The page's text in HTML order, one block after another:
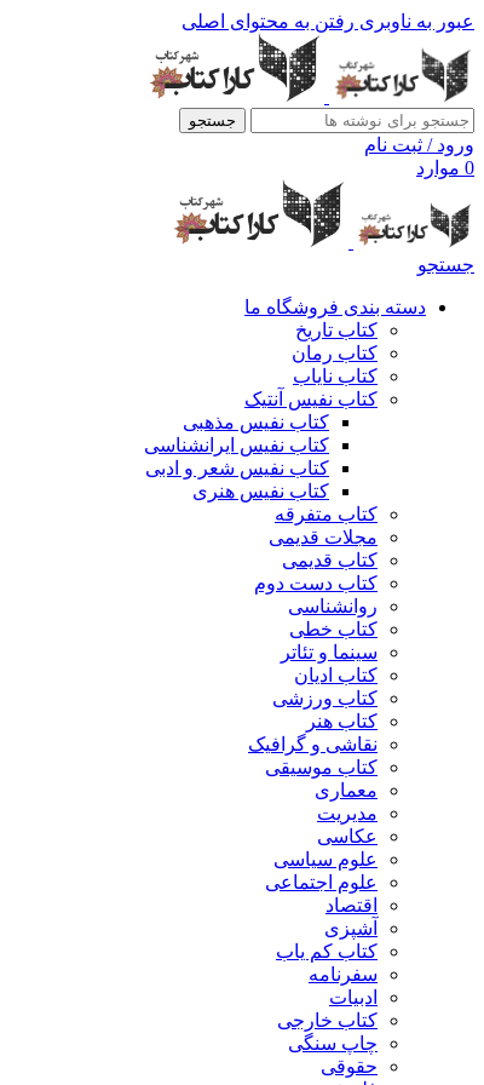
عبور به ناوبری رفتن به محتوای اصلی
جستجو
ورود / ثبت نام
0 موارد
جستجو
دسته بندی فروشگاه ما
کتاب تاریخ
کتاب رمان
کتاب نایاب
کتاب نفیس آنتیک
کتاب نفیس مذهبی
کتاب نفیس ایرانشناسی
کتاب نفیس شعر و ادبی
کتاب نفیس هنری
کتاب متفرقه
مجلات قدیمی
کتاب قدیمی
کتاب دست دوم
روانشناسی
کتاب خطی
سینما و تئاتر
کتاب ادیان
کتاب ورزشی
کتاب هنر
نقاشی و گرافیک
کتاب موسیقی
معماری
مدیریت
عکاسی
علوم سیاسی
علوم اجتماعی
اقتصاد
آشپزی
کتاب کم یاب
سفرنامه
ادبیات
کتاب خارجی
چاپ سنگی
حقوقی